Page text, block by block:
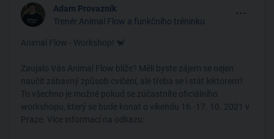
Adam Provazník
Trenér Animal Flow a funkčního tréninku
...
Animal Flow - Workshop! 🐒
Zaujalo Vás Animal Flow blíže? Měli byste zájem se nejen
naučit zábavný způsob cvičení, ale třeba se i stát lektorem?
To všechno je možné pokud se zúčastníte oficiálního
workshopu, který se bude konat o víkendu 16.-17. 10. 2021 v
Praze. Více informací na odkazu: